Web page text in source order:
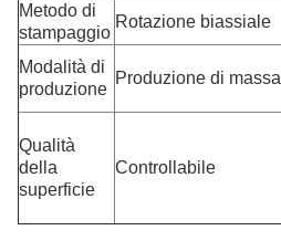
Metodo di
stampaggio
Rotazione biassiale
Modalità di
produzione
Produzione di massa
Qualità
della
superficie
Controllabile